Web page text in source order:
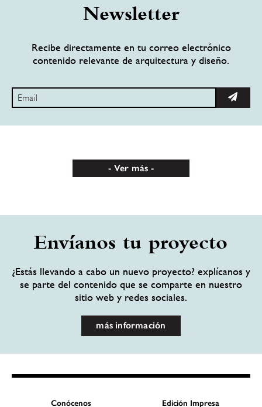
Newsletter
Recibe directamente en tu correo electrónico
contenido relevante de arquitectura y diseño.
Ver más
Envíanos tu proyecto
¿Estás llevando a cabo un nuevo proyecto? explícanos y
se parte del contenido que se comparte en nuestro
sitio web y redes sociales.
más información
Conócenos Edición Impresa